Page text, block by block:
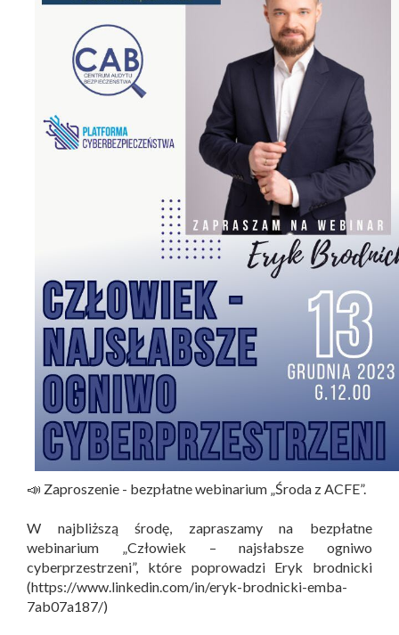
📣 Zaproszenie - bezpłatne webinarium „Środa z ACFE”.
W najbliższą środę, zapraszamy na bezpłatne
webinarium „Człowiek – najsłabsze ogniwo
cyberprzestrzeni”, które poprowadzi Eryk brodnicki
(https://www.linkedin.com/in/eryk-brodnicki-emba-
7ab07a187/)